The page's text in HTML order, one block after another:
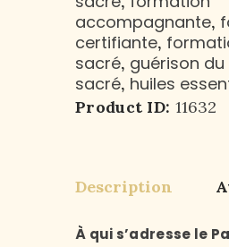
accompagnante,
certifiante,
sacré, guérison
sacré, huiles
Product ID: 11632
Description
À qui s’adresse le